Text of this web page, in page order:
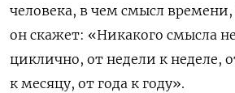
человека, в чем смысл времени,
он скажет: «Никакого смысла
циклично, от недели к неделе,
к месяцу, от года к году».